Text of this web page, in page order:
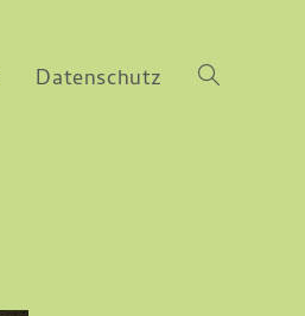
Datenschutz